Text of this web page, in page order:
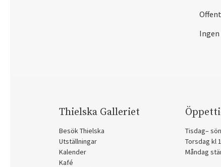
Thielska Galleriet
Besök Thielska
Utställningar
Kalender
Kafé
Tisdag–
Torsdag kl
Måndag